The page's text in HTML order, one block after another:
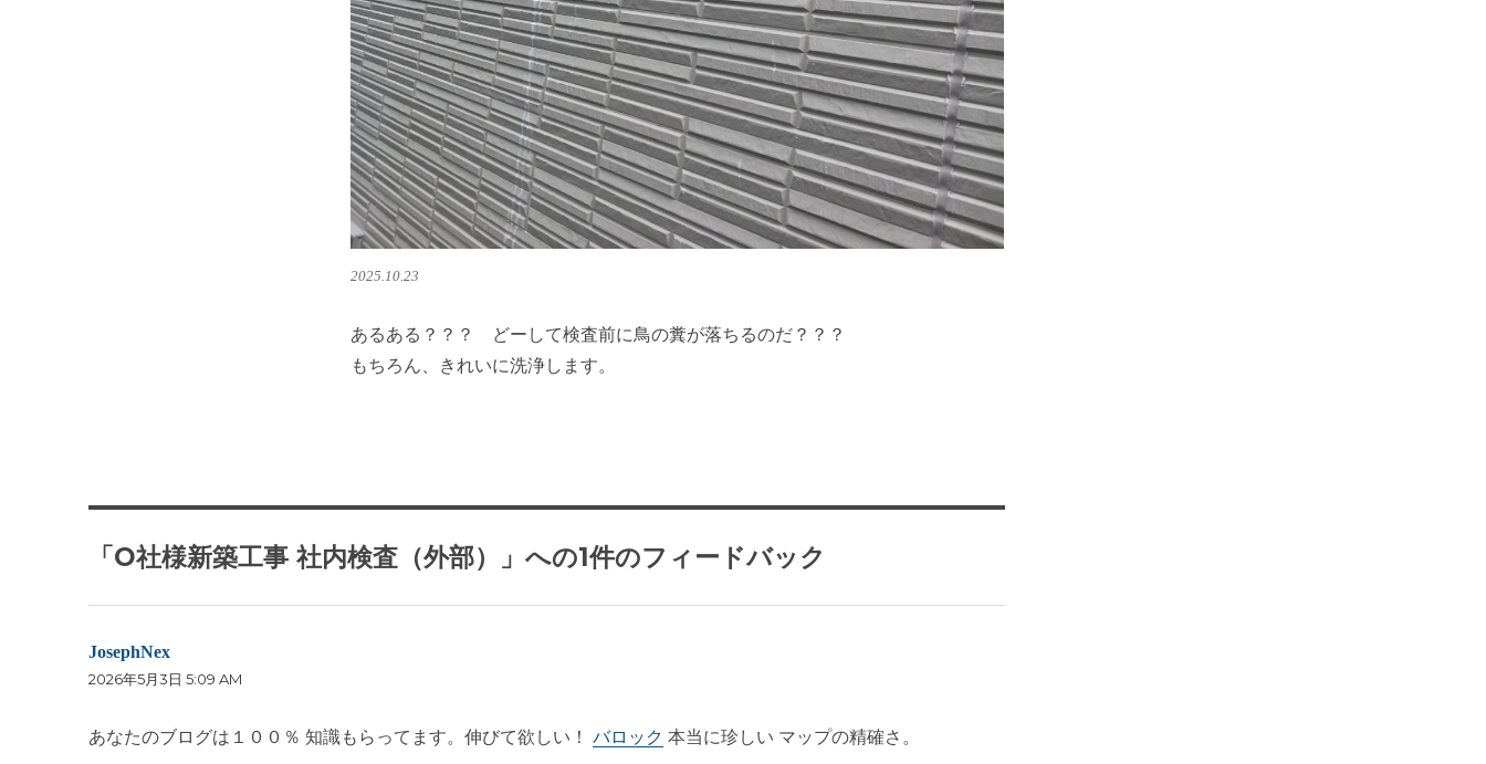
2025.10.23
あるある？？？ どーして検査前に鳥の糞が落ちるのだ？？？
もちろん、きれいに洗浄します。
「O社様新築工事 社内検査（外部）」への1件のフィードバック
JosephNex
り:
2026年5月3日 5:09 AM
あなたのブログは１００％ 知識もらってます。伸びて欲しい！バロック 本当に珍しい マップの精確さ。